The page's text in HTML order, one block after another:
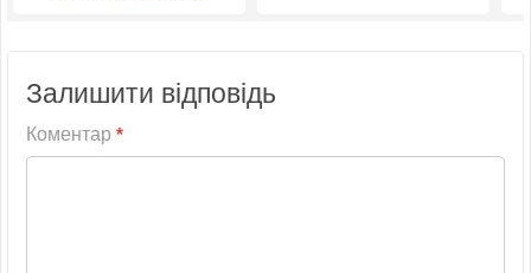
Залишити відповідь
Коментар *